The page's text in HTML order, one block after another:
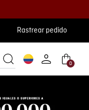
Rastrear pedido
0